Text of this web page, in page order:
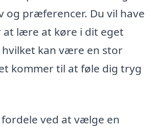
og præferencer. Du vil have
at lære at køre i dit eget
kan være en stor
kommer til at føle dig tryg
ved at vælge en